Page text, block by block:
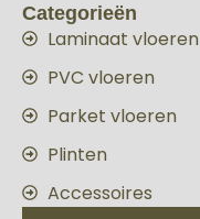
Categorieën
Laminaat vloeren
PVC vloeren
Parket vloeren
Plinten
Accessoires